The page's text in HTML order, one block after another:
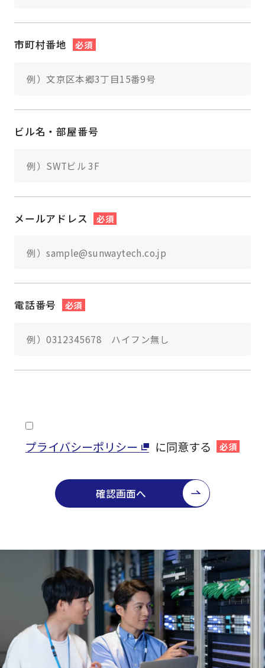
市町村番地 必須
ビル名・部屋番号
メールアドレス 必須
電話番号 必須
プライバシーポリシー に同意する 必須
確認画面へ